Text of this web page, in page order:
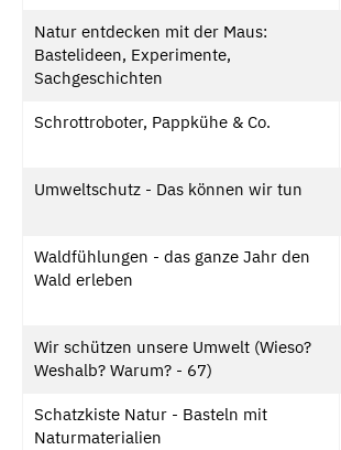
Natur entdecken mit der Maus:
Bastelideen, Experimente,
Sachgeschichten
Schrottroboter, Pappkühe & Co.
Umweltschutz - Das können wir tun
Waldfühlungen - das ganze Jahr den
Wald erleben
Wir schützen unsere Umwelt (Wieso?
Weshalb? Warum? - 67)
Schatzkiste Natur - Basteln mit
Naturmaterialien